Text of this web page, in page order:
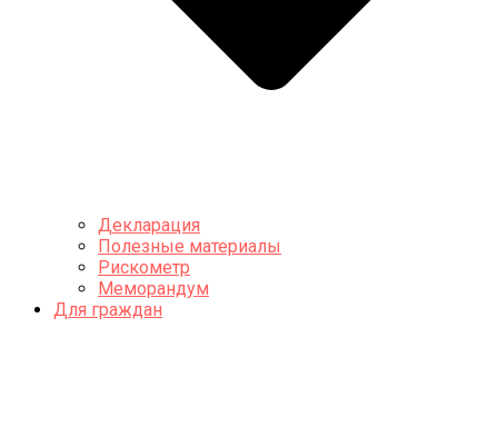
Декларация
Полезные материалы
Рискометр
Меморандум
Для граждан